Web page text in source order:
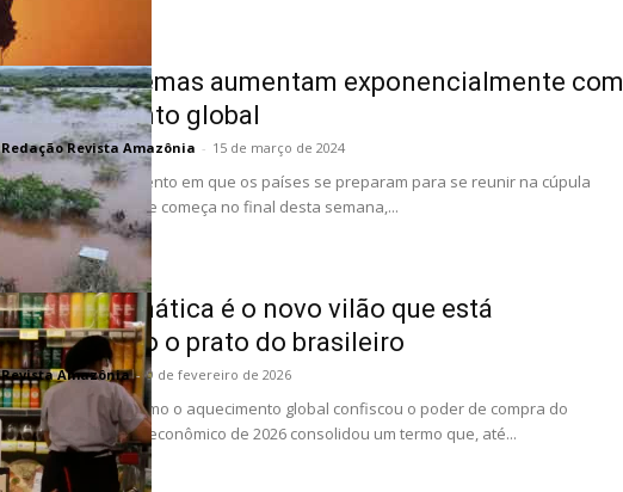
Chuvas extremas aumentam exponencialmente com
o aquecimento global
Redação Revista Amazônia - 15 de março de 2024
Isso ocorre no momento em que os países se preparam para se reunir na cúpula
COP28 em Dubai, que começa no final desta semana,...
Inflação climática é o novo vilão que está
encarecendo o prato do brasileiro
Revista Amazônia - 9 de fevereiro de 2026
A fatura do clima: como o aquecimento global confiscou o poder de compra do
brasileiro O cenário econômico de 2026 consolidou um termo que, até...